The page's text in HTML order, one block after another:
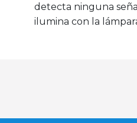
detecta ninguna
ilumina con la